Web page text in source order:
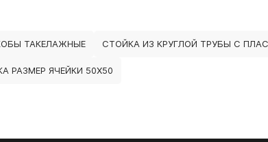
ТАКЕЛАЖНЫЕ СТОЙКА ИЗ КРУГЛОЙ ТРУБЫ С
РАЗМЕР ЯЧЕЙКИ 50Х50